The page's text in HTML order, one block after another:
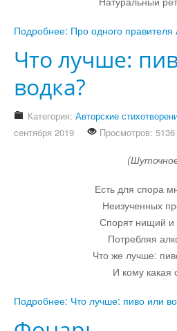
Подробнее: Про одного правителя
Что лучше:
водка?
Категория: Авторские
сентября 2019
Просмотров: 5136
Есть для спора
Неизученных
Спорят нищий и
Потребляя
Что же лучше:
И кому какая
Подробнее: Что лучше: пиво или